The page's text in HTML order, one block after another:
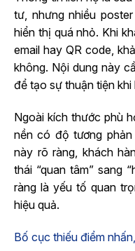
tư, nhưng nhiều
hiển thị quá nhỏ. Khi
email hay QR code,
không. Nội dung này
để tạo sự thuận tiện khi
Ngoài kích thước phù
nền có độ tương
này rõ ràng, khách
thái “quan tâm” sang
ràng là yếu tố quan
hiệu quả.
Bố cục thiếu điểm